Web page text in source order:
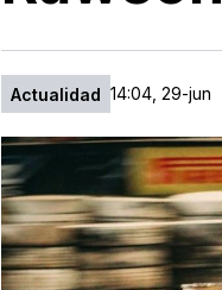
Actualidad 14:04, 29-jun